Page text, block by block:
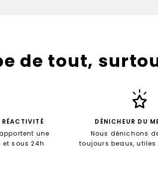
de tout,
une
sous 24h
DÉNICHEUR DU
Nous dénichons
toujours beaux,